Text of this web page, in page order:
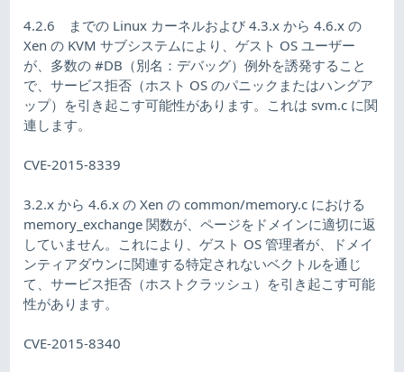
4.2.6 までの Linux カーネルおよび 4.3.x から 4.6.x の
Xen の KVM サブシステムにより、ゲスト OS ユーザー
が、多数の #DB（別名：デバッグ）例外を誘発すること
で、サービス拒否（ホスト OS のパニックまたはハングア
ップ）を引き起こす可能性があります。これは svm.c に関
連します。
CVE-2015-8339
3.2.x から 4.6.x の Xen の common/memory.c における
memory_exchange 関数が、ページをドメインに適切に返
していません。これにより、ゲスト OS 管理者が、ドメイ
ンティアダウンに関連する特定されないベクトルを通じ
て、サービス拒否（ホストクラッシュ）を引き起こす可能
性があります。
CVE-2015-8340